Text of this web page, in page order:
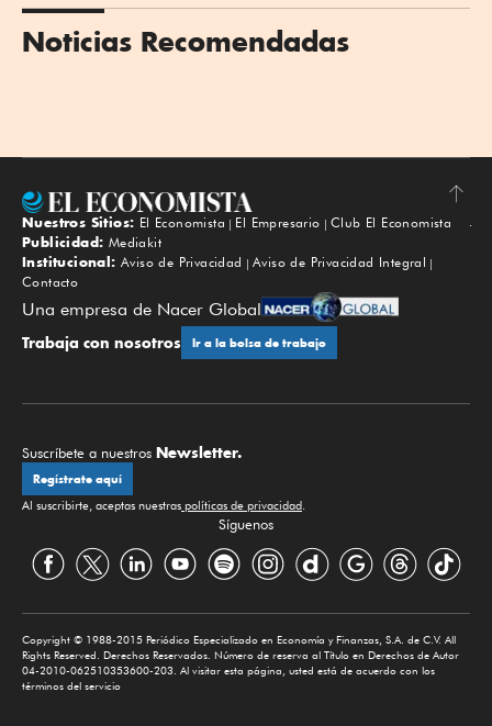
Noticias Recomendadas
Subir
Nuestros Sitios: El Economista El Empresario
Club El Economista
Publicidad: Mediakit
Institucional: Aviso de Privacidad
Aviso de Privacidad Integral
Contacto
Una empresa de Nacer Global
Trabaja con nosotros Ir a la bolsa de trabajo
Suscríbete a nuestros Newsletter.
Regístrate aquí
Al suscribirte, aceptas nuestras políticas de privacidad.
Síguenos
Copyright © 1988-2015 Periódico Especializado en Economía y Finanzas, S.A. de C.V. All
Rights Reserved. Derechos Reservados. Número de reserva al Título en Derechos de Autor
04-2010-062510353600-203. Al visitar esta página, usted está de acuerdo con los
términos del servicio